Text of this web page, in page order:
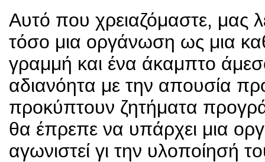
Αυτό που χρειαζόμαστε, μας
τόσο μια οργάνωση ως μια
γραμμή και ένα άκαμπτο
αδιανόητα με την απουσία
προκύπτουν ζητήματα
θα έπρεπε να υπάρχει μια
αγωνιστεί γι την υλοποίησή